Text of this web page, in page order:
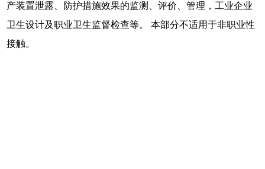
产装置泄露、防护措施效果的监测、评价、管理，工业企业
卫生设计及职业卫生监督检查等。 本部分不适用于非职业性
接触。